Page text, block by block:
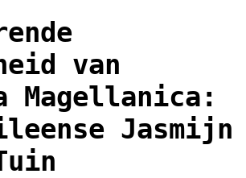
van
Magellanica:
Jasmijn